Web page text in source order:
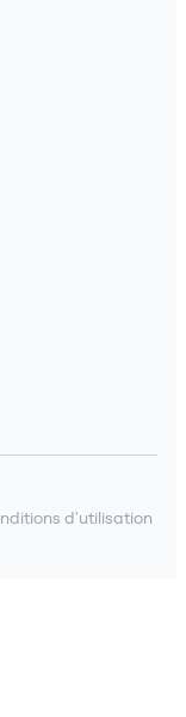
d'utilisation